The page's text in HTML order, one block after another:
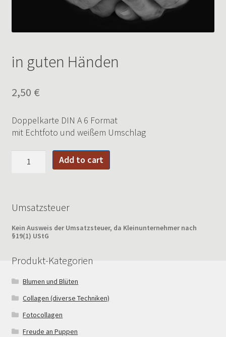
in guten Händen
2,50 €
Doppelkarte DIN A 6 Format
mit Echtfoto und weißem Umschlag
guten
Add to cart
Umsatzsteuer
Kein Ausweis der Umsatzsteuer, da Kleinunternehmer nach
§19(1) UStG
Produkt-Kategorien
Blumen und Blüten
Collagen (diverse Techniken)
Fotocollagen
Freude an Puppen